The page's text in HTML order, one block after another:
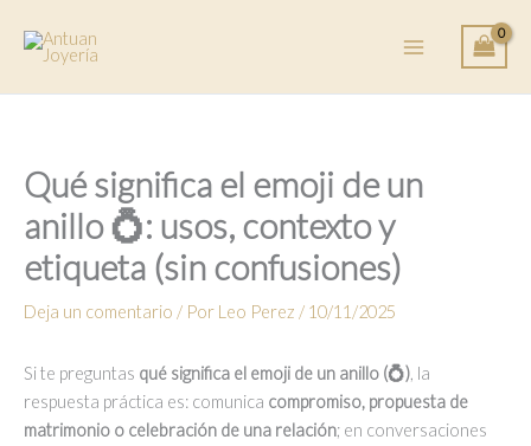
contenido
Qué significa el emoji de un
anillo 💍: usos, contexto y
etiqueta (sin confusiones)
Deja un comentario / Por Leo Perez / 10/11/2025
Si te preguntas qué significa el emoji de un anillo (💍), la
respuesta práctica es: comunica compromiso, propuesta de
matrimonio o celebración de una relación; en conversaciones